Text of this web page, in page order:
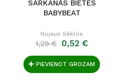
SARKANĀS BIETES
BABYBEAT
Nojaus Sėklos
1,29 € 0,52 €
PIEVIENOT GROZAM